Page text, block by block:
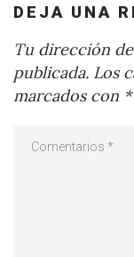
DEJA UNA
Tu dirección
publicada. Los
marcados con *